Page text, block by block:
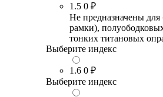
1.5 0 ₽
Не предназначены для
рамки),
тонких титановых
Выберите индекс
1.6 0 ₽
Выберите индекс